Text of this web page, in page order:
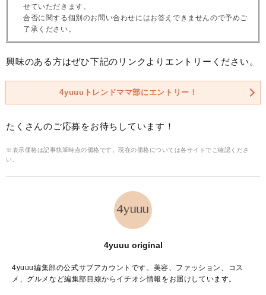
せていただきます。
合否に関する個別のお問い合わせにはお答えできませんので予めご
了承ください。
興味のある方はぜひ下記のリンクよりエントリーください。
4yuuuトレンドママ部にエントリー！
たくさんのご応募をお待ちしています！
※表示価格は記事執筆時点の価格です。現在の価格については各サイトでご確認くださ
い。
4yuuu original
4yuuu編集部の公式サブアカウントです。美容、ファッション、コス
メ、グルメなど編集部目線からイチオシ情報をお届けしています。